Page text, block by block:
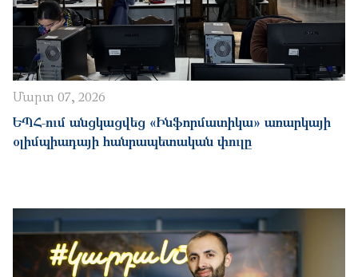
Մարտ 07, 2026
ԵՊՀ-ում անցկացվեց «Ինֆորմատիկա» առարկայի
օլիմպիադայի հանրապետական փուլը